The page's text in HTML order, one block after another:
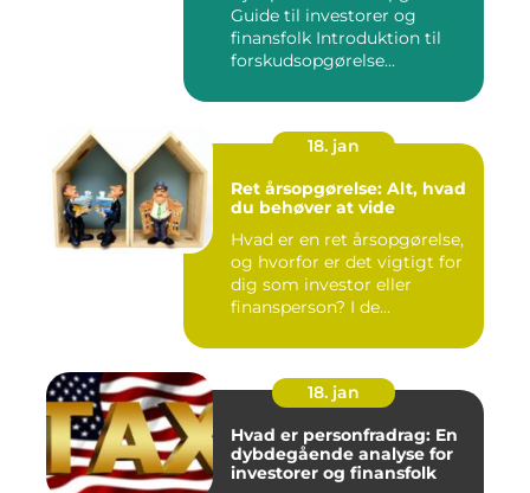
Guide til investorer og
finansfolk Introduktion til
forskudsopgørelse...
18. jan
Ret årsopgørelse: Alt, hvad
du behøver at vide
Hvad er en ret årsopgørelse,
og hvorfor er det vigtigt for
dig som investor eller
finansperson? I de...
18. jan
Hvad er personfradrag: En
dybdegående analyse for
investorer og finansfolk